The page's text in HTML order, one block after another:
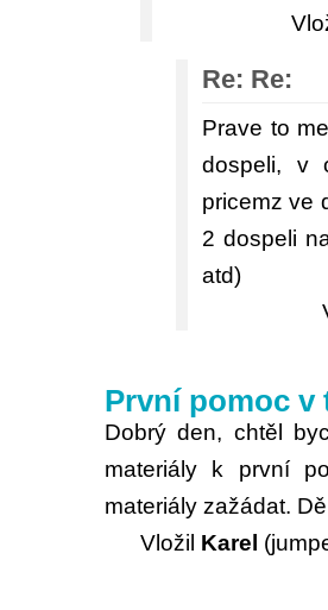
Re: Re:
Prave to
dospeli, v
pricemz ve
2 dospeli
atd)
První pomoc v
Dobrý den, chtěl
materiály k první
materiály zažádat.
Vložil Karel